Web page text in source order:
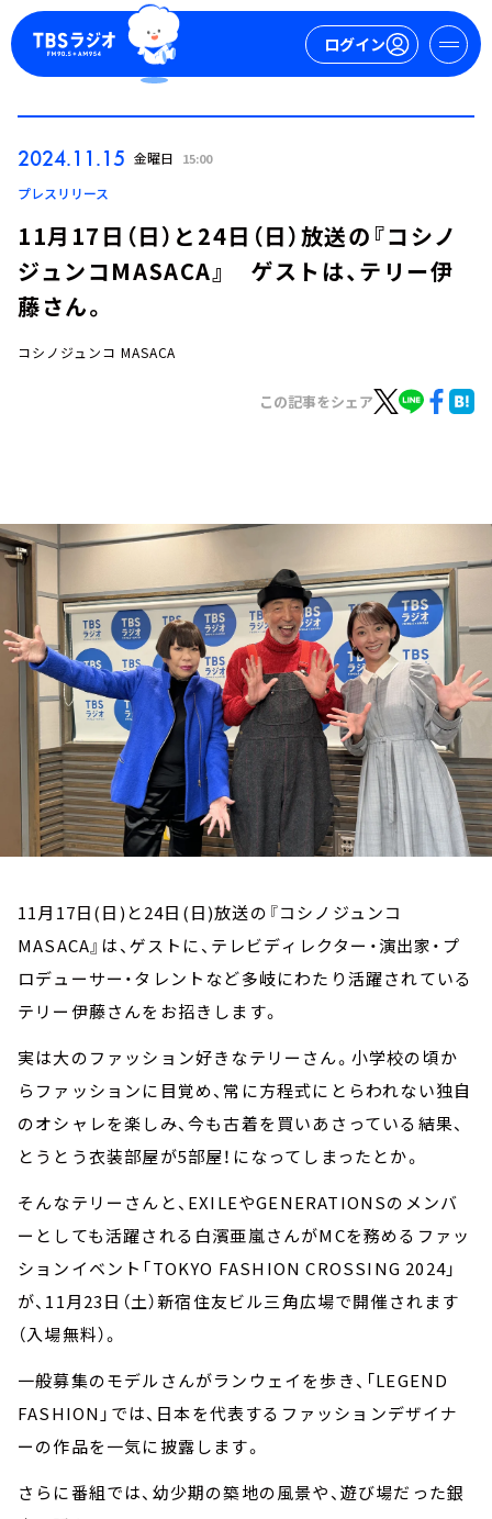
ログイン
イベント・グッズ
YouTube
会社情報
2024.11.15 金曜日 15:00
プレスリリース
11月17日（日）と24日（日）放送の『コシノ
ジュンコMASACA』 ゲストは、テリー伊
藤さん。
コシノジュンコ MASACA
この記事をシェア
11月17日(日)と24日(日)放送の『コシノジュンコ
MASACA』は、ゲストに、テレビディレクター・演出家・プ
ロデューサー・タレントなど多岐にわたり活躍されている
テリー伊藤さんをお招きします。
実は大のファッション好きなテリーさん。小学校の頃か
らファッションに目覚め、常に方程式にとらわれない独自
のオシャレを楽しみ、今も古着を買いあさっている結果、
とうとう衣装部屋が5部屋！になってしまったとか。
そんなテリーさんと、EXILEやGENERATIONSのメンバ
ーとしても活躍される白濱亜嵐さんがMCを務めるファッ
ションイベント「TOKYO FASHION CROSSING 2024」
が、11月23日（土）新宿住友ビル三角広場で開催されます
（入場無料）。
一般募集のモデルさんがランウェイを歩き、「LEGEND
FASHION」では、日本を代表するファッションデザイナ
ーの作品を一気に披露します。
さらに番組では、幼少期の築地の風景や、遊び場だった銀